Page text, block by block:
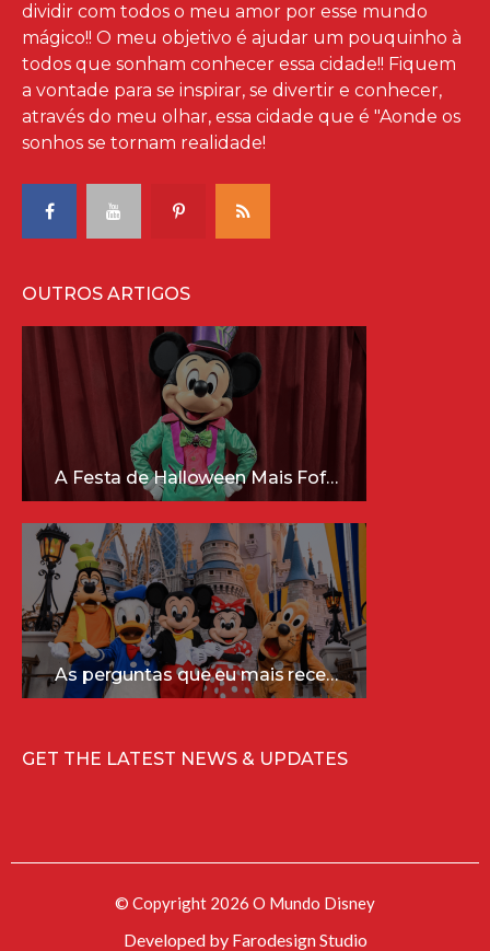
dividir com todos o meu amor por esse mundo
mágico!! O meu objetivo é ajudar um pouquinho à
todos que sonham conhecer essa cidade!! Fiquem
a vontade para se inspirar, se divertir e conhecer,
através do meu olhar, essa cidade que é "Aonde os
sonhos se tornam realidade!
OUTROS ARTIGOS
A Festa de Halloween Mais Fofa da Disney Está Chegando!
As perguntas que eu mais recebo sobre a Disney (e as respostas mais sinceras!)
GET THE LATEST NEWS & UPDATES
© Copyright 2026 O Mundo Disney
Developed by Farodesign Studio